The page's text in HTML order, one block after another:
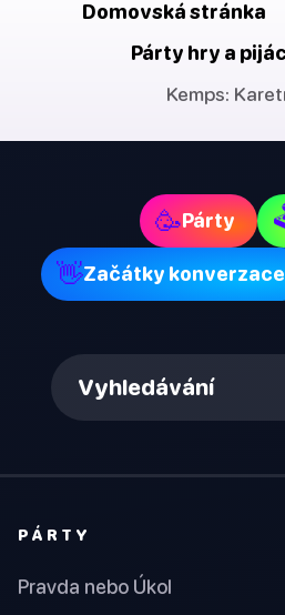
Domovská stránka
Párty hry a
Kemps:
🥳Párty
👋Začátky konverzace
Vyhledávání
PÁRTY
Pravda nebo Úkol